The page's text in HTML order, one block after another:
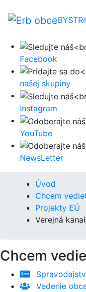
Facebook
našej skupiny
Instagram
YouTube
NewsLetter
Úvod
Chcem
Projekty EÚ
Verejná
Chcem
Vedenie